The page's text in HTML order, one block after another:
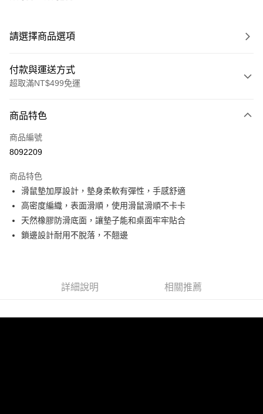
請選擇商品選項
付款與運送方式
超取滿NT$499免運
信用卡一次付款
超商取貨付款
Apple Pay
街口支付
悠遊付
商品特色
商品編號
8092209
商品特色
滑鼠墊加厚設計，墊身柔軟有彈性，手感舒適
高密度編織，表面滑順，使用滑鼠滑順不卡卡
天然橡膠防滑底面，讓墊子能和桌面牢牢貼合
鎖邊設計耐用不脫落，不翹邊
詳細說明 相關推薦